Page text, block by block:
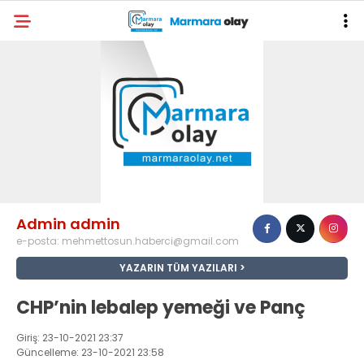
Admin admin
e-posta: mehmettosun.haberci@gmail.com
YAZARIN TÜM YAZILARI
CHP’nin lebalep yemeği ve Panç
Giriş: 23-10-2021 23:37
Güncelleme: 23-10-2021 23:58